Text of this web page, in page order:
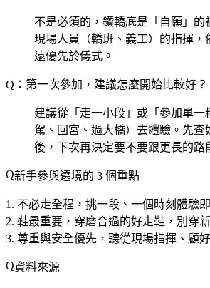
不是必須的，鑽轎底是「自願」
現場人員（轎班、義工）的指揮
遠優先於儀式。
Q：第一次參加，建議怎麼開始比較好？
建議從「走一小段」或「參加單
駕、回宮、過大橋）去體驗。先
後，下次再決定要不要跟更長的路
新手參與遶境的 3 個重點
不必走全程 ，挑一段、一個時刻體驗
鞋最重要 ，穿磨合過的好走鞋，別穿
尊重與安全優先 ，聽從現場指揮、顧
資料來源